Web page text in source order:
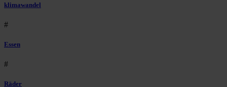
klimawandel
#
Essen
#
Räder